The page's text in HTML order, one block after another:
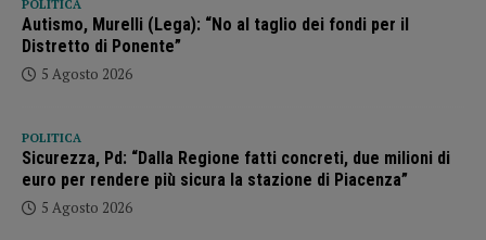
POLITICA
Autismo, Murelli (Lega): “No al taglio dei fondi per il
Distretto di Ponente”
5 Agosto 2026
POLITICA
Sicurezza, Pd: “Dalla Regione fatti concreti, due milioni di
euro per rendere più sicura la stazione di Piacenza”
5 Agosto 2026